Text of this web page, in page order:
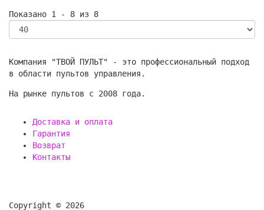
Показано 1 - 8 из 8
Компания "ТВОЙ ПУЛЬТ" - это профессиональный подход
в области пультов управления.
На рынке пультов с 2008 года.
Доставка и оплата
Гарантия
Возврат
Контакты
Copyright © 2026